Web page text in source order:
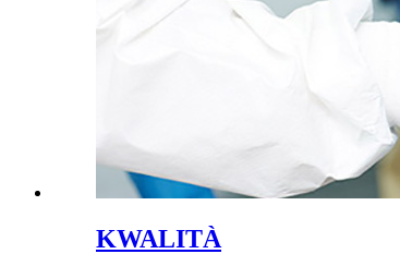
KWALITÀ